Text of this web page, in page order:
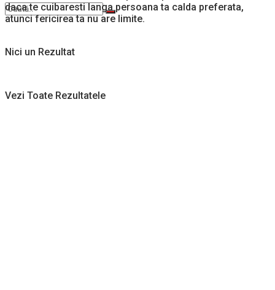
Nici un Rezultat
Vezi Toate Rezultatele
daca te cuibaresti langa persoana ta calda preferata,
atunci fericirea ta nu are limite.